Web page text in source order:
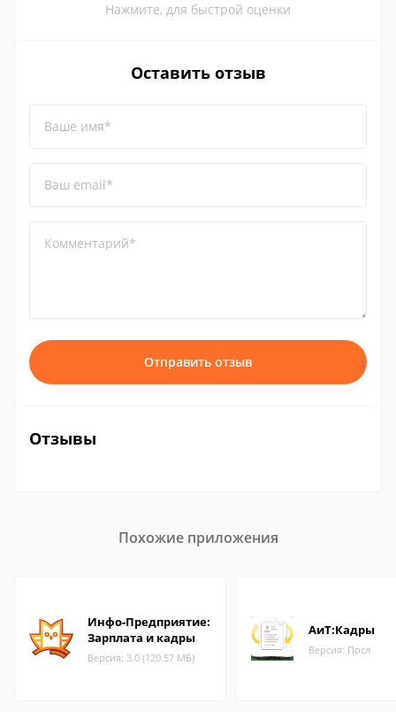
Нажмите, для быстрой оценки
Оставить отзыв
Ваше имя*
Ваш email*
Комментарий*
Отправить отзыв
Отзывы
Похожие приложения
Инфо-Предприятие:
Зарплата и кадры
Версия: 3.0 (120.57 МБ)
АиТ:Кадры
Версия: Посл